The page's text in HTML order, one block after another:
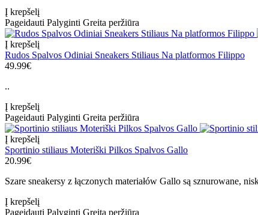
Į krepšelį
Pageidauti Palyginti Greita peržiūra
Į krepšelį
Rudos Spalvos Odiniai Sneakers Stiliaus Na platformos Filippo
49.99€
..
Į krepšelį
Pageidauti Palyginti Greita peržiūra
Į krepšelį
Sportinio stiliaus Moteriški Pilkos Spalvos Gallo
20.99€
Szare sneakersy z łączonych materiałów Gallo są sznurowane,
Į krepšelį
Pageidauti Palyginti Greita peržiūra